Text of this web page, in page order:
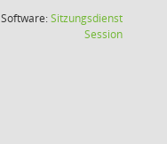
Software:Sitzungsdienst
Session(Wird in